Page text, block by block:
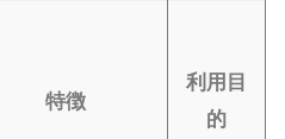
特徴
利用目
的